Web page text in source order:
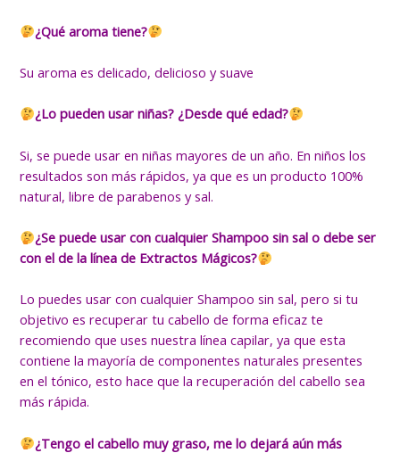
¿Qué aroma tiene?
Su aroma es delicado, delicioso y suave
¿Lo pueden usar niñas? ¿Desde qué edad?
Si, se puede usar en niñas mayores de un año. En niños los
resultados son más rápidos, ya que es un producto 100%
natural, libre de parabenos y sal.
¿Se puede usar con cualquier Shampoo sin sal o debe ser
con el de la línea de Extractos Mágicos?
Lo puedes usar con cualquier Shampoo sin sal, pero si tu
objetivo es recuperar tu cabello de forma eficaz te
recomiendo que uses nuestra línea capilar, ya que esta
contiene la mayoría de componentes naturales presentes
en el tónico, esto hace que la recuperación del cabello sea
más rápida.
¿Tengo el cabello muy graso, me lo dejará aún más